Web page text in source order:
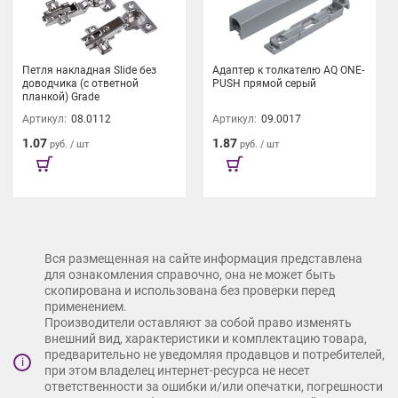
обеспечивающим быструю установку и демонтаж.
Всё для того, чтобы ваш комфорт оставался максимально
долговечным
Петля накладная Slide без
доводчика (с ответной
планкой) Grade
Артикул: 08.0112
1.07 руб. / шт
Адаптер к толкателю AQ ONE-
PUSH прямой серый
Артикул: 09.0017
1.87 руб. / шт
i
Вся размещенная на сайте информация представлена
для ознакомления справочно, она не может быть
скопирована и использована без проверки перед
применением.
Производители оставляют за собой право изменять
внешний вид, характеристики и комплектацию товара,
предварительно не уведомляя продавцов и потребителей,
при этом владелец интернет-ресурса не несет
ответственности за ошибки и/или опечатки, погрешности